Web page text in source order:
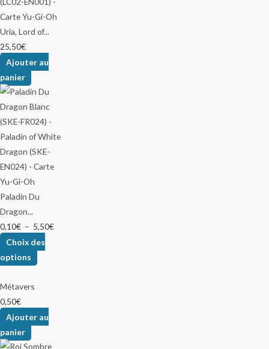
Uria, Lord of...
25,50€
Ajouter au
panier
Paladin Du
Dragon...
0,10€ – 5,50€
Choix des
options
Métavers
0,50€
Ajouter au
panier